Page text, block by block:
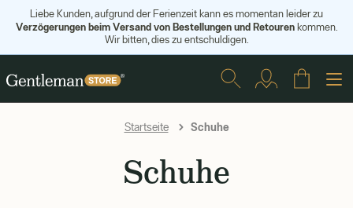
Liebe Kunden, aufgrund der Ferienzeit kann es momentan leider zu
Verzögerungen beim Versand von Bestellungen und Retourenkommen.
Wir bitten, dies zu entschuldigen.
Startseite Schuhe
Schuhe